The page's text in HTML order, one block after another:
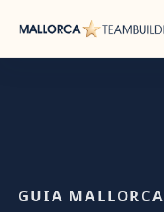
contenido
GUIA MALLORCA